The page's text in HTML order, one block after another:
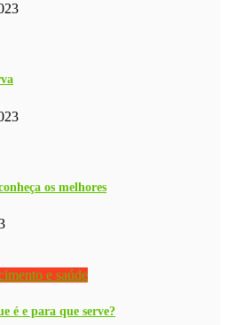
os melhores
e saúde
é e para que serve?